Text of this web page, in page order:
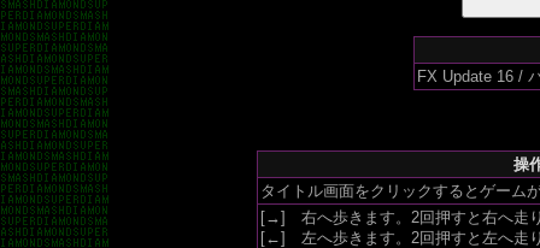
FX Update 16 /
操
タイトル画面をクリックするとゲーム
[→] 右へ歩きます。2回押すと右へ走
[←] 左へ歩きます。2回押すと左へ走